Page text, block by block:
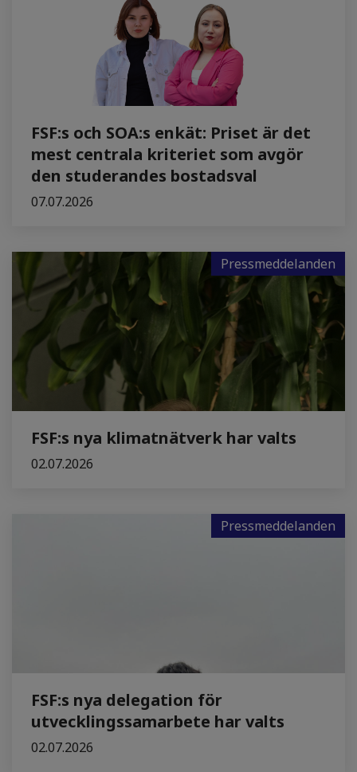
FSF:s och SOA:s enkät: Priset är det
mest centrala kriteriet som avgör
den studerandes bostadsval
07.07.2026
Pressmeddelanden
FSF:s nya klimatnätverk har valts
02.07.2026
Pressmeddelanden
FSF:s nya delegation för
utvecklingssamarbete har valts
02.07.2026